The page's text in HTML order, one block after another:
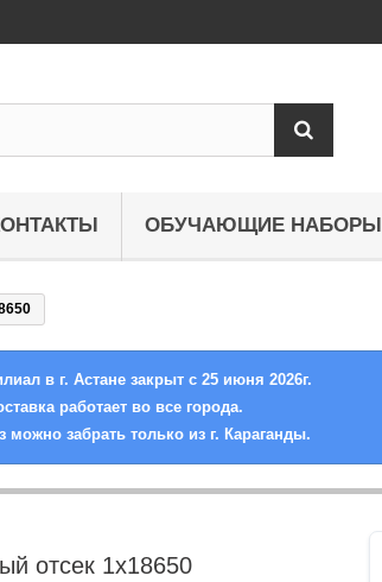
ОБУЧАЮЩИЕ НАБОРЫ
в г. Астане закрыт с 25 июня 2026г.
работает во все города.
забрать только из г. Караганды.
отсек 1x18650